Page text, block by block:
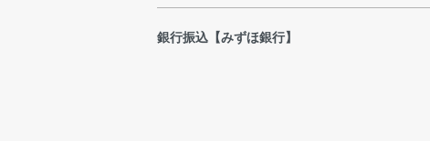
銀行振込【みずほ銀行】